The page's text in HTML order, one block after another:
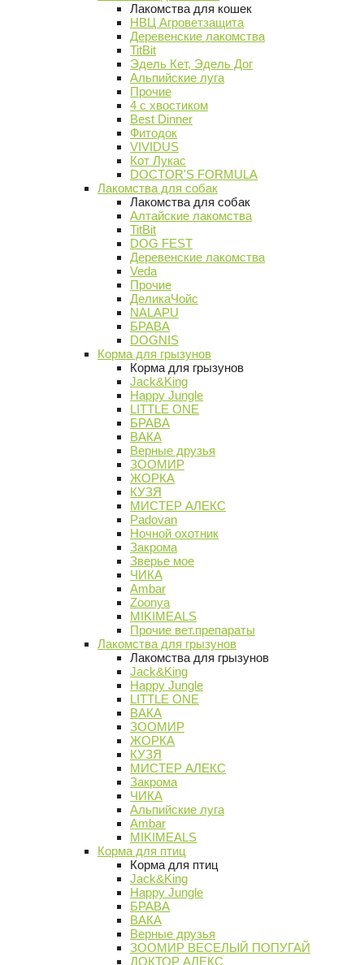
Лакомства для кошек
НВЦ Агроветзащита
Деревенские лакомства
TitBit
Эдель Кет, Эдель Дог
Альпийские луга
Прочие
4 с хвостиком
Best Dinner
Фитодок
VIVIDUS
Кот Лукас
DOCTOR'S FORMULA
Лакомства для собак
Лакомства для собак
Алтайские лакомства
TitBit
DOG FEST
Деревенские лакомства
Veda
Прочие
ДеликаЧойс
NALAPU
БРАВА
DOGNIS
Корма для грызунов
Корма для грызунов
Jack&King
Happy Jungle
LITTLE ONE
БРАВА
ВАКА
Верные друзья
ЗООМИР
ЖОРКА
КУЗЯ
МИСТЕР АЛЕКС
Padovan
Ночной охотник
Закрома
Зверье мое
ЧИКА
Ambar
Zoonya
MIKIMEALS
Прочие вет.препараты
Лакомства для грызунов
Лакомства для грызунов
Jack&King
Happy Jungle
LITTLE ONE
ВАКА
ЗООМИР
ЖОРКА
КУЗЯ
МИСТЕР АЛЕКС
Закрома
ЧИКА
Альпийские луга
Ambar
MIKIMEALS
Корма для птиц
Корма для птиц
Jack&King
Happy Jungle
БРАВА
ВАКА
Верные друзья
ЗООМИР ВЕСЕЛЫЙ ПОПУГАЙ
ДОКТОР АЛЕКС